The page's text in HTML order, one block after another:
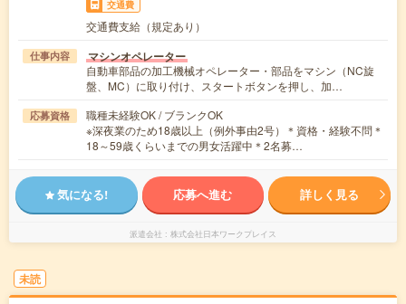
交通費
交通費支給（規定あり）
仕事内容 マシンオペレーター
自動車部品の加工機械オペレーター・部品をマシン（NC旋
盤、MC）に取り付け、スタートボタンを押し、加…
応募資格
職種未経験OK / ブランクOK
※深夜業のため18歳以上（例外事由2号）＊資格・経験不問＊
18～59歳くらいまでの男女活躍中＊2名募…
気になる! 応募へ進む 詳しく見る
派遣会社 株式会社日本ワークプレイス
未読